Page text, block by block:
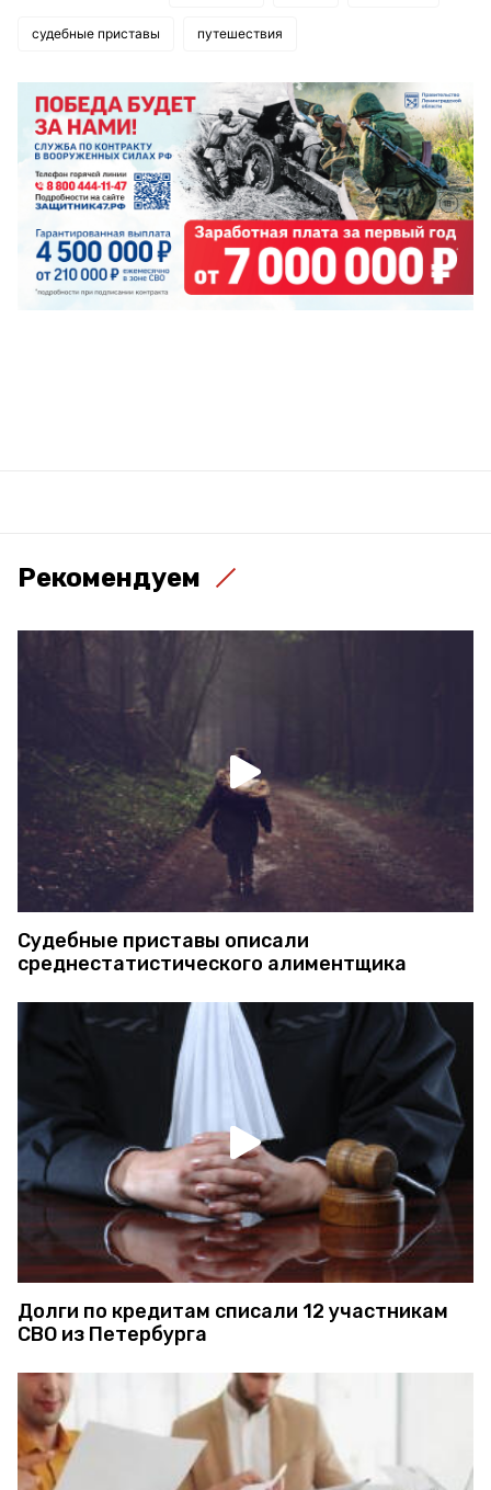
судебные приставы путешествия
Рекомендуем
Судебные приставы описали
среднестатистического алиментщика
Долги по кредитам списали 12 участникам
СВО из Петербурга